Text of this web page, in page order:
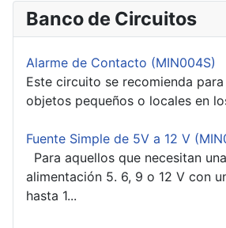
Banco de Circuitos
Alarme de Contacto (MIN004S)
Este circuito se recomienda
objetos pequeños o locales en
Fuente Simple de 5V a 12 V
Para aquellos que necesitan
alimentación 5. 6, 9 o 12 V con
hasta 1...